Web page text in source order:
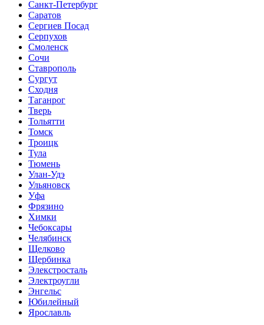
Санкт-Петербург
Саратов
Сергиев Посад
Серпухов
Смоленск
Сочи
Ставрополь
Сургут
Сходня
Таганрог
Тверь
Тольятти
Томск
Троицк
Тула
Тюмень
Улан-Удэ
Ульяновск
Уфа
Фрязино
Химки
Чебоксары
Челябинск
Щелково
Щербинка
Элекстросталь
Электроугли
Энгельс
Юбилейный
Ярославль